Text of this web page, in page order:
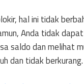
hal ini tidak
Anda tidak
saldo dan melihat
dan tidak berkurang.